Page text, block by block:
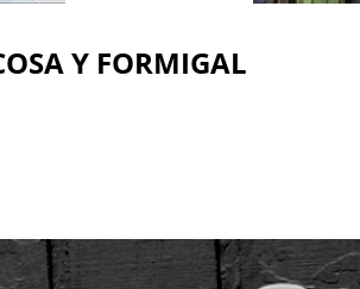
Y FORMIGAL